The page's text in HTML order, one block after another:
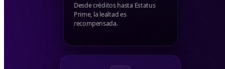
Desde créditos hasta Estatus
Prime, la lealtad es
recompensada.